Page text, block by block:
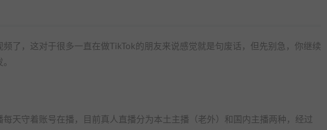
了，这对于很多一直在做TikTok的朋友来说感觉就是句废话，但先别急，你继续
每天守着账号在播，目前真人直播分为本土主播（老外）和国内主播两种，经过